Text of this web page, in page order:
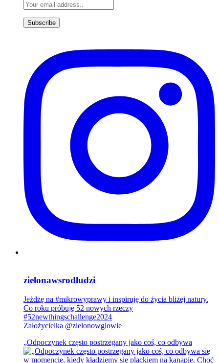
zielonawsrodludzi
Jeżdżę na #mikrowyprawy i inspiruję do życia bliżej natury.
Co roku próbuję 52 nowych rzeczy
#52newthingschallenge2024
Założycielka @zielonowglowie__
„Odpoczynek często postrzegany jako coś, co odbywa